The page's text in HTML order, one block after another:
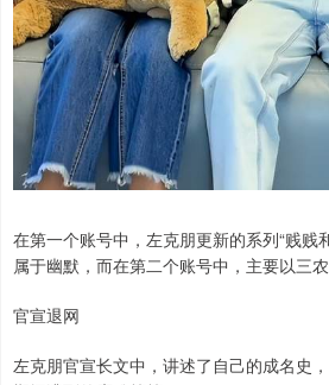
在第一个账号中，左克朋更新的系列“贱贱
属于幽默，而在第二个账号中，主要以三农
官宣退网
左克朋官宣长文中，讲述了自己的成名史